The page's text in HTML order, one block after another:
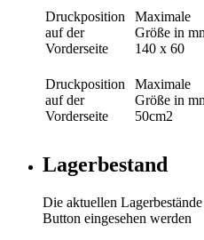
Druckposition
auf der
Vorderseite
Maximale
Größe in
140 x 60
Druckposition
auf der
Vorderseite
Maximale
Größe in
50cm2
Lagerbestand
Die aktuellen
Button eingesehen werden